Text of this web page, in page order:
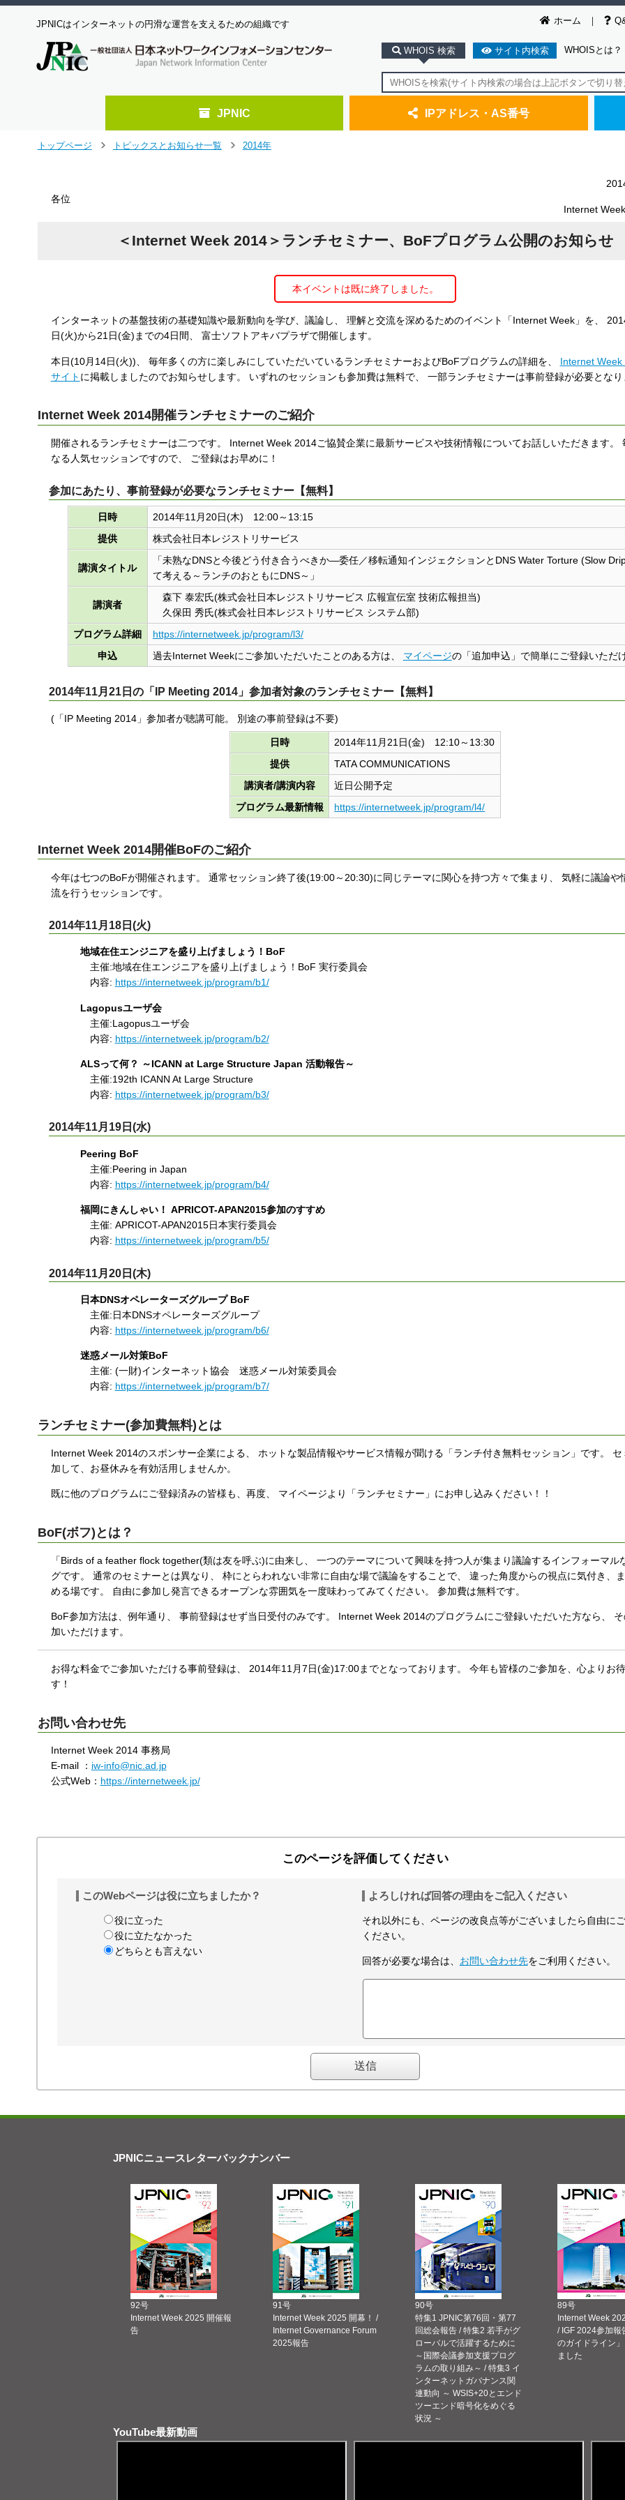
ホーム
JPNICはインターネットの円滑な運営を支えるための組織です
WHOIS 検索 サイト内検索 WHOISとは？
JPNIC IPアドレス・AS番号
トップページ
トピックスとお知らせ一覧
2014年
各位
Internet
＜Internet Week 2014＞ランチセミナー、BoFプログラム公開のお知らせ
本イベントは既に終了しました。
インターネットの基盤技術の基礎知識や最新動向を学び、議論し、 理解と交流を深めるためのイベント「Internet Week」を、
日(火)から21日(金)までの4日間、 富士ソフトアキバプラザで開催します。
本日(10月14日(火))、 毎年多くの方に楽しみにしていただいているランチセミナーおよびBoFプログラムの詳細を、 Internet
サイト に掲載しましたのでお知らせします。 いずれのセッションも参加費は無料で、 一部ランチセミナーは事前登録が必要となり
Internet Week 2014開催ランチセミナーのご紹介
開催されるランチセミナーは二つです。 Internet Week 2014ご協賛企業に最新サービスや技術情報についてお話しいただきます。
なる人気セッションですので、 ご登録はお早めに！
参加にあたり、事前登録が必要なランチセミナー【無料】
日時
2014年11月20日(木) 12:00～13:15
提供
株式会社日本レジストリサービス
講演タイトル
「未熟なDNSと今後どう付き合うべきか―委任／移転通知インジェクションとDNS Water Torture (Slow
て考える～ランチのおともにDNS～」
講演者
森下 泰宏氏(株式会社日本レジストリサービス 広報宣伝室 技術広報担当)
久保田 秀氏(株式会社日本レジストリサービス システム部)
プログラム詳細
https://internetweek.jp/program/l3/
申込
過去Internet Weekにご参加いただいたことのある方は、 マイページの「追加申込」で簡単にご登録いただ
2014年11月21日の「IP Meeting 2014」参加者対象のランチセミナー【無料】
(「IP Meeting 2014」参加者が聴講可能。 別途の事前登録は不要)
日時
2014年11月21日(金) 12:10～13:30
提供
TATA COMMUNICATIONS
講演者/講演内容
近日公開予定
プログラム最新情報
https://internetweek.jp/program/l4/
Internet Week 2014開催BoFのご紹介
今年は七つのBoFが開催されます。 通常セッション終了後(19:00～20:30)に同じテーマに関心を持つ方々で集まり、 気軽に議論や
流を行うセッションです。
2014年11月18日(火)
地域在住エンジニアを盛り上げましょう！BoF
主催:地域在住エンジニアを盛り上げましょう！BoF 実行委員会
内容: https://internetweek.jp/program/b1/
Lagopusユーザ会
主催:Lagopusユーザ会
内容: https://internetweek.jp/program/b2/
ALSって何？ ～ICANN at Large Structure Japan 活動報告～
主催:192th ICANN At Large Structure
内容: https://internetweek.jp/program/b3/
2014年11月19日(水)
Peering BoF
主催:Peering in Japan
内容: https://internetweek.jp/program/b4/
福岡にきんしゃい！ APRICOT-APAN2015参加のすすめ
主催: APRICOT-APAN2015日本実行委員会
内容: https://internetweek.jp/program/b5/
2014年11月20日(木)
日本DNSオペレーターズグループ BoF
主催:日本DNSオペレーターズグループ
内容: https://internetweek.jp/program/b6/
迷惑メール対策BoF
主催: (一財)インターネット協会 迷惑メール対策委員会
内容: https://internetweek.jp/program/b7/
ランチセミナー(参加費無料)とは
Internet Week 2014のスポンサー企業による、 ホットな製品情報やサービス情報が聞ける「ランチ付き無料セッション」です。 セ
加して、お昼休みを有効活用しませんか。
既に他のプログラムにご登録済みの皆様も、再度、 マイページより「ランチセミナー」にお申し込みください！！
BoF(ボフ)とは？
「Birds of a feather flock together(類は友を呼ぶ)に由来し、 一つのテーマについて興味を持つ人が集まり議論するインフォーマル
グです。 通常のセミナーとは異なり、 枠にとらわれない非常に自由な場で議論をすることで、 違った角度からの視点に気付き、
める場です。 自由に参加し発言できるオープンな雰囲気を一度味わってみてください。 参加費は無料です。
BoF参加方法は、例年通り、 事前登録はせず当日受付のみです。 Internet Week 2014のプログラムにご登録いただいた方なら、
加いただけます。
お得な料金でご参加いただける事前登録は、 2014年11月7日(金)17:00までとなっております。 今年も皆様のご参加を、心よりお
す！
お問い合わせ先
Internet Week 2014 事務局
E-mail ： iw-info@nic.ad.jp
公式Web： https://internetweek.jp/
このページを評価してください
このWebページは役に立ちましたか？
役に立った
役に立たなかった
どちらとも言えない
よろしければ回答の理由をご記入ください
それ以外にも、ページの改良点等がございましたら自由に
ください。
回答が必要な場合は、 お問い合わせ先をご利用ください。
JPNICニュースレターバックナンバー
92号
Internet Week 2025 開催報
告
91号
Internet Week 2025 開幕！ /
Internet Governance Forum
2025報告
90号
特集1 JPNIC第76回・第77
回総会報告 / 特集2 若手がグ
ローバルで活躍するために
～国際会議参加支援プログ
ラムの取り組み～ / 特集3 イ
ンターネットガバナンス関
連動向 ～ WSIS+20とエンド
ツーエンド暗号化をめぐる
状況 ～
89号
Internet Week
/ IGF 2024参加報
のガイドライン
ました
YouTube最新動画